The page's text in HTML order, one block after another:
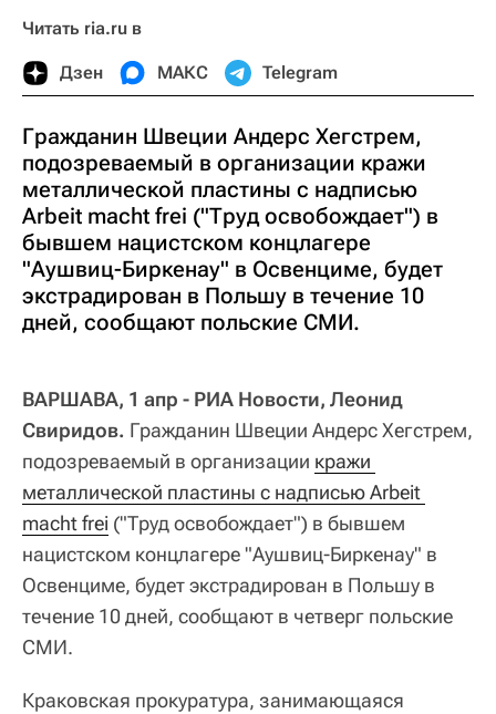
Читать ria.ru в
Дзен МАКС Telegram
Гражданин Швеции Андерс Хегстрем,
подозреваемый в организации кражи
металлической пластины с надписью
Arbeit macht frei ("Труд освобождает") в
бывшем нацистском концлагере
"Аушвиц-Биркенау" в Освенциме, будет
экстрадирован в Польшу в течение 10
дней, сообщают польские СМИ.
ВАРШАВА, 1 апр - РИА Новости, Леонид
Свиридов. Гражданин Швеции Андерс Хегстрем,
подозреваемый в организации кражи
металлической пластины с надписью Arbeit
macht frei ("Труд освобождает") в бывшем
нацистском концлагере "Аушвиц-Биркенау" в
Освенциме, будет экстрадирован в Польшу в
течение 10 дней, сообщают в четверг польские
СМИ.
Краковская прокуратура, занимающаяся